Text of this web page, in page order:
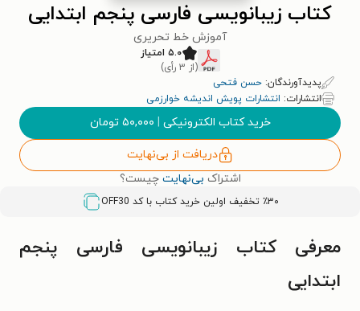
کتاب زیبانویسی فارسی پنجم ابتدایی
آموزش خط تحریری
۵.۰ امتیاز
(از ۳ رأی)
پدیدآورندگان: حسن فتحی
انتشارات: انتشارات پویش اندیشه خوارزمی
خرید کتاب الکترونیکی | ۵۰,۰۰۰ تومان
دریافت از بی‌نهایت
اشتراک بی‌نهایت چیست؟
٪۳۰ تخفیف اولین خرید کتاب با کد OFF30
معرفی کتاب زیبانویسی فارسی پنجم
ابتدایی